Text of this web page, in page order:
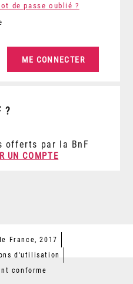
de passe oublié ?
?
offerts par la BnF
UN COMPTE
France, 2017
d'utilisation
conforme